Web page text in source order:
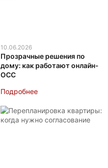
10.06.2026
Прозрачные решения по
дому: как работают онлайн-
ОСС
Подробнее